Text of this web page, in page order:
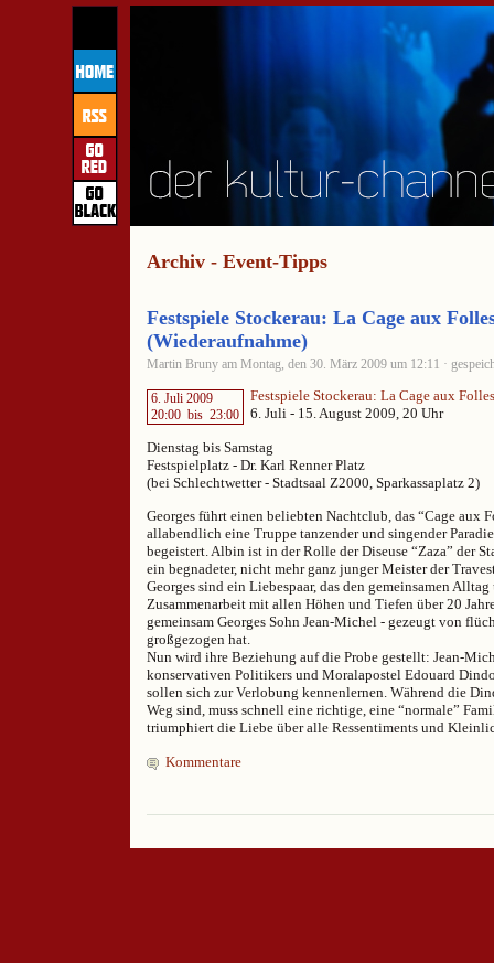
Archiv - Event-Tipps
Festspiele Stockerau: La Cage aux
(Wiederaufnahme)
Martin Bruny am Montag, den 30. März 2009 um 12:11 ·
6. Juli 2009
20:00 bis 23:00
Festspiele Stockerau: La Cage aux Folles
6. Juli - 15. August 2009, 20 Uhr
Dienstag bis Samstag
Festspielplatz - Dr. Karl Renner Platz
(bei Schlechtwetter - Stadtsaal Z2000, Sparkassaplatz 2)
Georges führt einen beliebten Nachtclub, das “Cage aux
allabendlich eine Truppe tanzender und singender
begeistert. Albin ist in der Rolle der Diseuse “Zaza” der
ein begnadeter, nicht mehr ganz junger Meister der
Georges sind ein Liebespaar, das den gemeinsamen
Zusammenarbeit mit allen Höhen und Tiefen über 20
gemeinsam Georges Sohn Jean-Michel - gezeugt von
großgezogen hat.
Nun wird ihre Beziehung auf die Probe gestellt: Jean-
konservativen Politikers und Moralapostel Edouard
sollen sich zur Verlobung kennenlernen. Während die
Weg sind, muss schnell eine richtige, eine “normale”
triumphiert die Liebe über alle Ressentiments und
Kommentare